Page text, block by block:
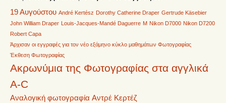
19 Αυγούστου André Kertész Dorothy Catherine Draper Gertrude Käsebier
John William Draper Louis-Jacques-Mandé Daguerre M Nikon D7000 Nikon D7200
Robert Capa
Άρχισαν οι εγγραφές για τον νέο εξάμηνο κύκλο μαθημάτων Φωτογραφίας
Έκθεση Φωτογραφίας
Ακρωνύμια της Φωτογραφίας στα αγγλικά
A-C
Αναλογική φωτογραφία Αντρέ Κερτέζ